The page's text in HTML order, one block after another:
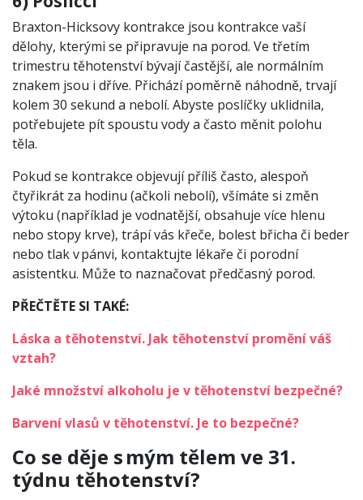
Braxton-Hicksovy kontrakce jsou kontrakce vaší
dělohy, kterými se připravuje na porod. Ve třetím
trimestru těhotenství bývají častější, ale normálním
znakem jsou i dříve. Přichází poměrně náhodně, trvají
kolem 30 sekund a nebolí. Abyste poslíčky uklidnila,
potřebujete pít spoustu vody a často měnit polohu
těla.
Pokud se kontrakce objevují příliš často, alespoň
čtyřikrát za hodinu (ačkoli nebolí), všímáte si změn
výtoku (například je vodnatější, obsahuje více hlenu
nebo stopy krve), trápí vás křeče, bolest břicha či beder
nebo tlak v pánvi, kontaktujte lékaře či porodní
asistentku. Může to naznačovat předčasný porod.
PŘEČTĚTE SI TAKÉ:
Láska a těhotenství. Jak těhotenství promění váš
vztah?
Jaké množství alkoholu je v těhotenství bezpečné?
Barvení vlasů v těhotenství. Je to bezpečné?
Co se děje s mým tělem ve 31.
týdnu těhotenství?